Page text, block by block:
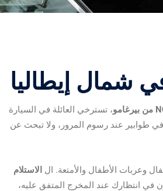
شمال إيطاليا
، تسترخي العائلة في السيارة
طوابير عند رسوم المرور، ولا تبحث عن
وعربات الأطفال والأمتعة. ال الاستلام
في انتظارك عند المخرج المتفق عليه،